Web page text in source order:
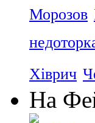
Морозов
Хіврич
На